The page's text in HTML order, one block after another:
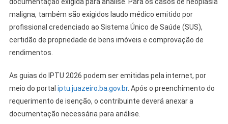
maligna, também são exigidos laudo médico emitido por
profissional credenciado ao Sistema Único de Saúde (SUS),
certidão de propriedade de bens imóveis e comprovação de
rendimentos.
As guias do IPTU 2026 podem ser emitidas pela internet, por
meio do portal iptu.juazeiro.ba.gov.br. Após o preenchimento do
requerimento de isenção, o contribuinte deverá anexar a
documentação necessária para análise.